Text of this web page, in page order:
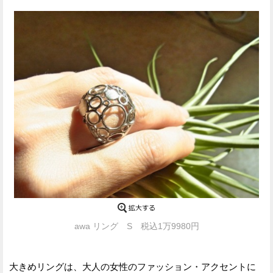
awa リング S 税込1万9980円
大きめリングは、大人の女性のファッション・アクセントに